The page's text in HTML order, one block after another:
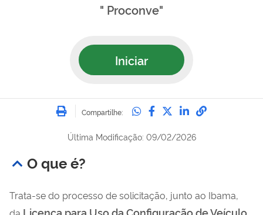
" Proconve"
Iniciar
Imprimir
Compartilhe: Compartilhe no
Compartilhe no
Compartilhe no
Compartilhe
Última Modificação: 09/02/2026
O que é?
Trata-se do processo de solicitação, junto ao Ibama,
Licença para Uso da Configuração de Veículo